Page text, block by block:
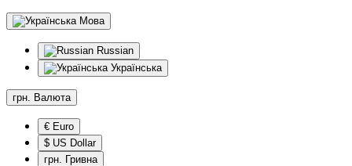
Мова
Russian
Українська
грн. Валюта
€ Euro
$ US Dollar
грн. Гривна